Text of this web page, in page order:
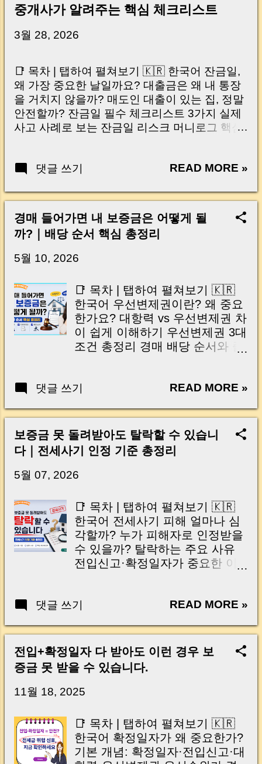
중개사가 알려주는 핵심 체크리스트
3월 28, 2026
📑 목차 | 탭하여 펼쳐보기 🇰🇷 한국어 잔금일,
왜 가장 중요한 날일까요? 대출금은 왜 내 통장
을 거치지 않을까? 매도인 대출이 있는 집, 정말
안전할까? 잔금일 필수 체크리스트 3가지 실제
사고 사례로 보는 잔금일 리스크 머니로그 핵심
Your Account Is It Safe If the Seller Has a
Real Risks and Mistakes to Avoid MoneyLog
Key Takeaway 혹시 이런 생각 해보신 적 있으
신가요? “잔금일… 그냥 돈 보내고 끝나는 거 아
닌가요?” 하지만 현장에서 보면 전혀 그렇지 않
습니다. 잔금일은 ‘서류 몇 장 처리하는 날’이 아
이는 가장 긴장되는 순간 입니다. 실제로 제가
중개 현장에서 겪었던 일입니다. 금요일 오후 3
시, 이체 한도에 막혀 송금이 멈췄고 그 자리에
서 계약이 무산될 뻔한 아찔한 상황이 있었습니
다. 또 어떤 분은 이렇게 말씀하십니다. “내 대출
인데 왜 내 통장으로 안 들어오죠?” “매도인이 대
사실은 ‘구조’를 몰라서 생기는 걱정입니다. 그래
서 오늘은 잔금일에 실제로 돈이 어떻게 움직이
는지, 왜 사고가 나는지, 그리고 무엇을 꼭 준비
드리겠습니다. 이 글 하나만 제대로 이해하시면,
잔금일이 더 이상 두려운 날이 아니라 “내 집을
Introduction (Tap to expand) Have you ever
댓글 쓰기 READ MORE »
경매 들어가면 내 보증금은 어떻게 될
까?｜배당 순서 핵심 총정리
5월 10, 2026
📑 목차 | 탭하여 펼쳐보기 🇰🇷
한국어 우선변제권이란? 왜 중요
한가요? 대항력 vs 우선변제권 차
이 쉽게 이해하기 우선변제권 3대
조건 총정리 경매 배당 순서와 줄
Q&A 🇺🇸 English | Tap to Open
Right? Opposability vs Priority
Repayment 3 Essential
Requirements How Distribution
Priority Works Tips for Auction
Beginners Frequently Asked
입니다 🐝 최근 상담했던 한 임차
인분의 이야기가 아직도 기억에
남습니다. 처음 집을 알아보실 때,
주변 시세보다 월세가 꽤 저렴한
물건이 하나 있었어요. 다만 등기
부를 확인해보니 이미 선순위 근
고, 개인적으로는 조금 조심하셨
으면 좋겠다는 생각이 들었던 집
이었습니다. 그래서 “조건은 좋아
체크해보시는 게 좋겠습니다” 정
도로 조심스럽게 말씀드렸지만
셨어요. 그런데 몇 달 뒤, 그 임차
“혹시 집이 경매로 넘어가게 되면
어떻게 되는 건가요?” 다시 등기
부를 확인해보니 그 사이 추가 담
댓글 쓰기 READ MORE »
보증금 못 돌려받아도 탈락할 수 있습니
다｜전세사기 인정 기준 총정리
5월 07, 2026
📑 목차 | 탭하여 펼쳐보기 🇰🇷
한국어 전세사기 피해 얼마나 심
각할까? 누가 피해자로 인정받을
수 있을까? 탈락하는 주요 사유
전입신고·확정일자가 중요한 이
Q&A 🇺🇸 English Table of
serious is the jeonse fraud
damage? Who can be
recognized as a victim? Main
reasons applications are rejected
Why move-in report and fixed
reapplication process Essential
checklist Q&A | 전세사기 피해,
아직도 끝나지 않았습니다 요즘
부동산 뉴스에서 전세사기 이야
댓글 쓰기 READ MORE »
전입+확정일자 다 받아도 이런 경우 보
증금 못 받을 수 있습니다.
11월 18, 2025
📑 목차 | 탭하여 펼쳐보기 🇰🇷
한국어 확정일자가 왜 중요한가?
기본 개념: 확정일자·전입신고·대